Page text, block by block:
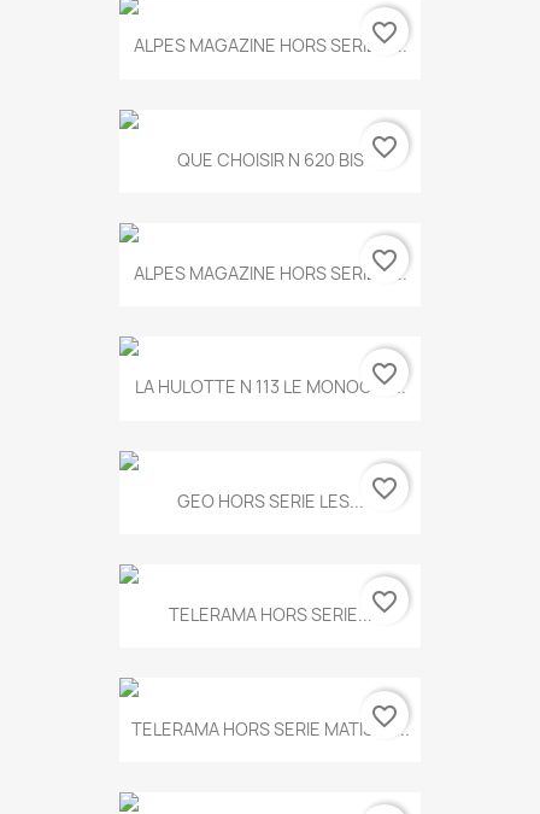
ALPES MAGAZINE HORS SERIE N...
favorite_border
QUE CHOISIR N 620 BIS favorite_border
ALPES MAGAZINE HORS SERIE N...
favorite_border
LA HULOTTE N 113 LE MONOCLE...
favorite_border
GEO HORS SERIE LES... favorite_border
TELERAMA HORS SERIE...favorite_border
TELERAMA HORS SERIE MATISSE...
favorite_border